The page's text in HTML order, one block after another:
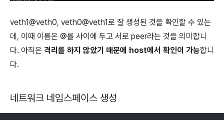
veth1@veth0, veth0@veth1로 잘 생성된 것을 확인할 수 있는
데, 이때 이름은 @를 사이에 두고 서로 peer라는 것을 의미합니
다. 아직은 격리를 하지 않았기 때문에 host에서 확인이 가능합니
다.
네트워크 네임스페이스 생성